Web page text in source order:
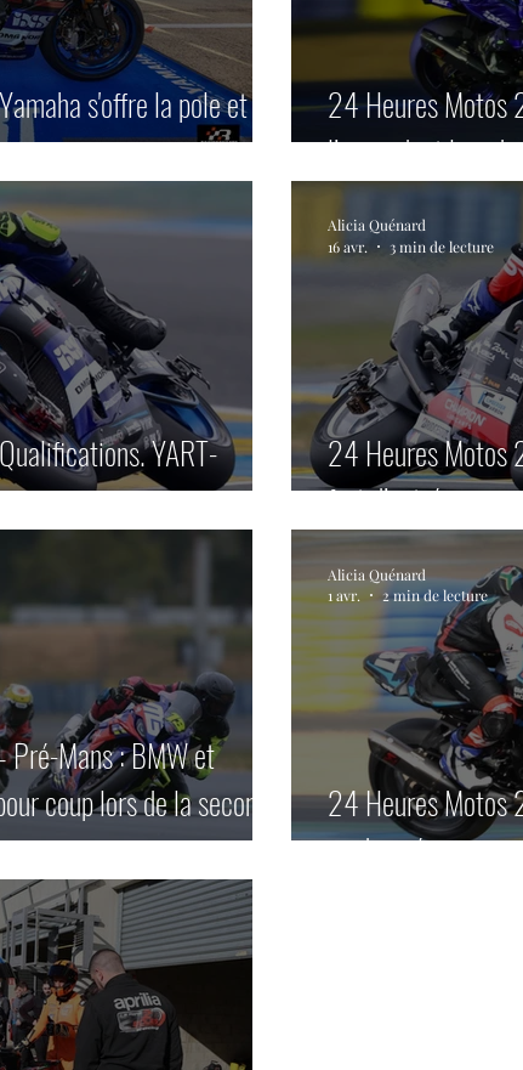
s'offre la pole et un
24 Heures Motos
l’ascendant lors
YART-
24 Heures Motos
fort d’entrée.
Alicia Quénard
16 avr.
3 min de lecture
Mans : BMW et
coup lors de la seconde
24 Heures Motos
en deuxiéme
Alicia Quénard
1 avr.
2 min de lecture